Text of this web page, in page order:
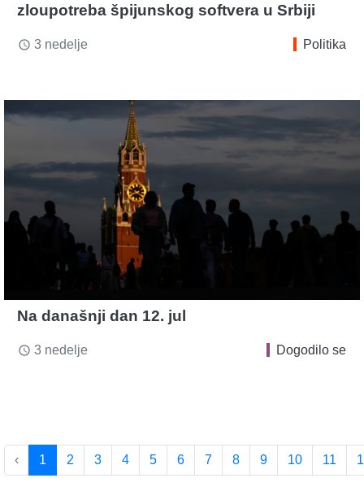
zloupotreba špijunskog softvera u Srbiji
access_time 3 nedelje Politika
Na današnji dan 12. jul
access_time 3 nedelje Dogodilo se
‹ 1 2 3 4 5 6 7 8 9 10 11